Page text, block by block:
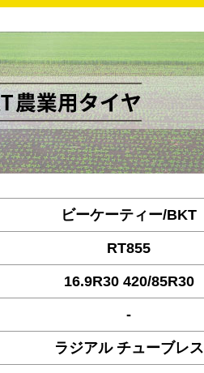
ビーケーティー/BKT
RT855
16.9R30 420/85R30
-
ラジアル チューブレス